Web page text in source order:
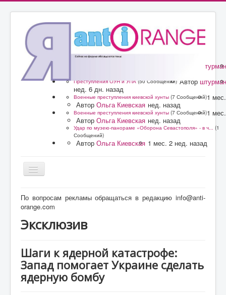
штурман
Преступления ОУН и УПА (50 Сообщений) Автор штурман
нед. 6 дн. назад
Военные преступления киевской хунты (7 Сообщений)
Автор Ольга Киевская
1
нед. назад
Военные преступления киевской хунты (7 Сообщений)
Автор Ольга Киевская
1
нед. назад
Удар по музею-панораме «Оборона Севастополя» - в ч...
(1
Сообщений)
Автор Ольга Киевская 1 мес. 2 нед. назад
Форум
О проекте
Литература
По вопросам рекламы обращаться в редакцию info@anti-
orange.com
Эксклюзив
Шаги к ядерной катастрофе:
Запад помогает Украине сделать
ядерную бомбу